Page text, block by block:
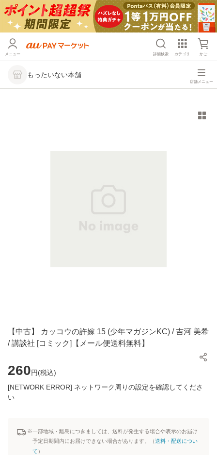
メニュー 詳細検索 カテゴリ かご
もったいない本舗
店舗メニュー
【中古】 カッコウの許嫁 15 (少年マガジンKC) / 吉河 美希
/ 講談社 [コミック]【メール便送料無料】
260円(税込)
[NETWORK ERROR] ネットワーク周りの設定を確認してくださ
い
※一部地域・離島につきましては、送料が発生する場合や表示のお届け
予定日期間内にお届けできない場合があります。（送料・配送につい
て ）